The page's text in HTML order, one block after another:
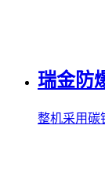
瑞金防
整机采用碳